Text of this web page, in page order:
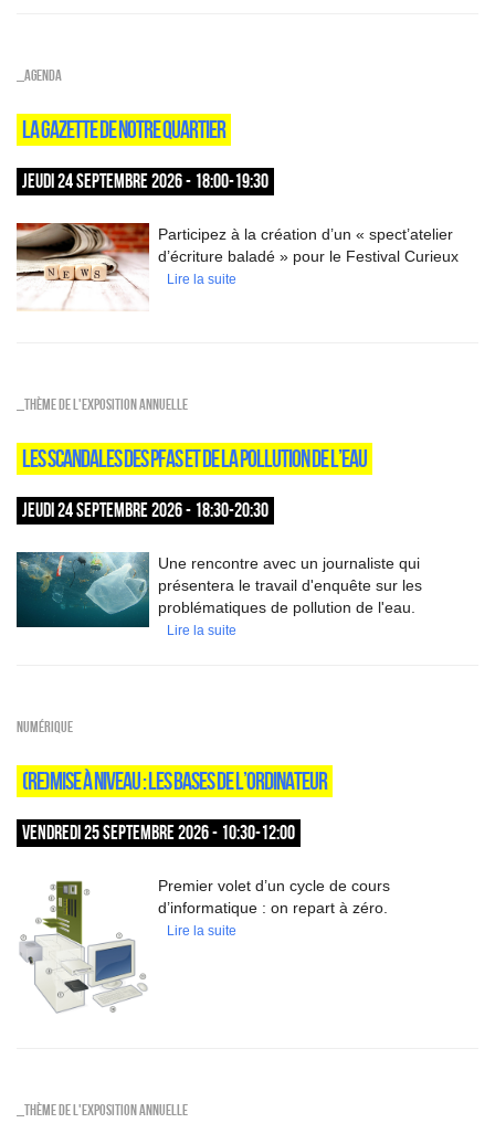
_Agenda
LA GAZETTE DE NOTRE QUARTIER
JEUDI 24 SEPTEMBRE 2026 - 18:00-19:30
Participez à la création d’un « spect’atelier
d’écriture baladé » pour le Festival Curieux
Lire la suite
_Thème de l'exposition annuelle
LES SCANDALES DES PFAS ET DE LA POLLUTION DE L’EAU
JEUDI 24 SEPTEMBRE 2026 - 18:30-20:30
Une rencontre avec un journaliste qui
présentera le travail d'enquête sur les
problématiques de pollution de l'eau.
Lire la suite
Numérique
(RE)MISE À NIVEAU : LES BASES DE L’ORDINATEUR
VENDREDI 25 SEPTEMBRE 2026 - 10:30-12:00
Premier volet d’un cycle de cours
d’informatique : on repart à zéro.
Lire la suite
_Thème de l'exposition annuelle